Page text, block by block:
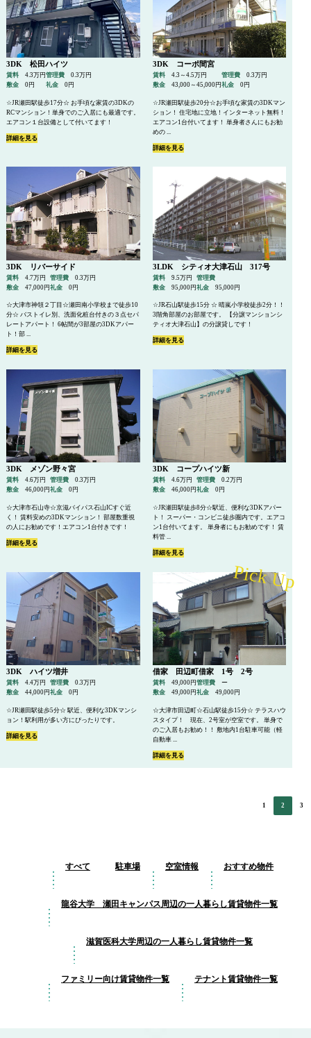
3DK 松田ハイツ
賃料
4.3万円
敷金
0円
管理費
0.3万円
礼金
0円
☆JR瀬田駅徒歩17分☆ お手頃な家賃の3DKの
RCマンション！単身でのご入居にも最適です。
エアコン１台設備として付いてます！
詳細を見る
3DK コーポ間宮
賃料
4.3～4.5万円
敷金
43,000～45,000円
管理費
0.3万円
礼金
0円
☆JR瀬田駅徒歩20分☆お手頃な家賃の3DKマン
ション！ 住宅地に立地！インターネット無料！
エアコン1台付いてます！ 単身者さんにもお勧
めの ...
詳細を見る
3DK リバーサイド
賃料
4.7万円
敷金
47,000円
管理費
0.3万円
礼金
0円
☆大津市神領２丁目☆瀬田南小学校まで徒歩10
分☆ バストイレ別、洗面化粧台付きの３点セパ
レートアパート！ 6帖間が3部屋の3DKアパー
ト！部 ...
詳細を見る
3LDK シティオ大津石山 317号
賃料
9.5万円
敷金
95,000円
管理費
礼金
95,000円
☆JR石山駅徒歩15分 ☆ 晴嵐小学校徒歩2分！！
3階角部屋のお部屋です。 【分譲マンションシ
ティオ大津石山】の分譲貸しです！
詳細を見る
3DK メゾン野々宮
賃料
4.6万円
敷金
46,000円
管理費
0.3万円
礼金
0円
☆大津市石山寺☆京滋バイパス石山ICすぐ近
く！ 賃料安めの3DKマンション！ 部屋数重視
の人にお勧めです！エアコン1台付きです！
詳細を見る
3DK コープハイツ新
賃料
4.6万円
敷金
46,000円
管理費
0.2万円
礼金
0円
☆JR瀬田駅徒歩8分☆駅近、便利な3DKアパー
ト！ スーパー・コンビニ徒歩圏内です。エアコ
ン1台付いてます。 単身者にもお勧めです！ 賃
料管 ...
詳細を見る
3DK ハイツ増井
賃料
4.4万円
敷金
44,000円
管理費
0.3万円
礼金
0円
☆JR瀬田駅徒歩5分☆ 駅近、便利な3DKマンシ
ョン！駅利用が多い方にぴったりです。
詳細を見る
借家 田辺町借家 1号 2号
賃料
49,000円
敷金
49,000円
管理費
ー
礼金
49,000円
☆大津市田辺町☆石山駅徒歩15分☆ テラスハウ
スタイプ！ 現在、2号室が空室です。 単身で
のご入居もお勧め！！ 敷地内1台駐車可能（軽
自動車 ...
詳細を見る
1 2 3
駐車場 空室情報 おすすめ物件
龍谷大学 瀬田キャンパス周辺の一人暮らし賃貸物件一覧
滋賀医科大学周辺の一人暮らし賃貸物件一覧
ファミリー向け賃貸物件一覧 テナント賃貸物件一覧
すべて